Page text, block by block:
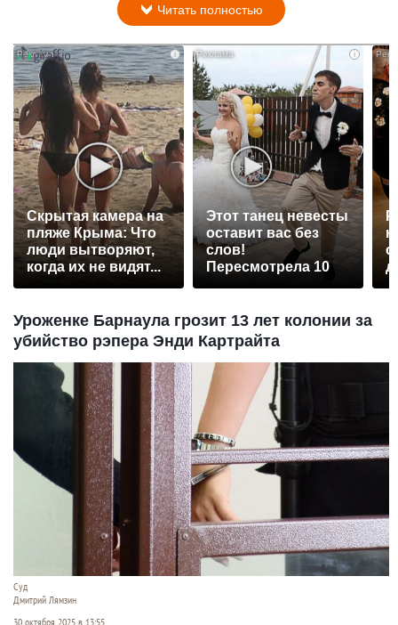
Читать полностью
i
Скрытая камера на
пляже Крыма: Что
люди вытворяют,
когда их не видят...
i
Этот танец невесты
оставит вас без
слов!
Пересмотрела 10
Уроженке Барнаула грозит 13 лет колонии за
убийство рэпера Энди Картрайта
Суд
Дмитрий Лямзин
30 октября 2025 в 13:55